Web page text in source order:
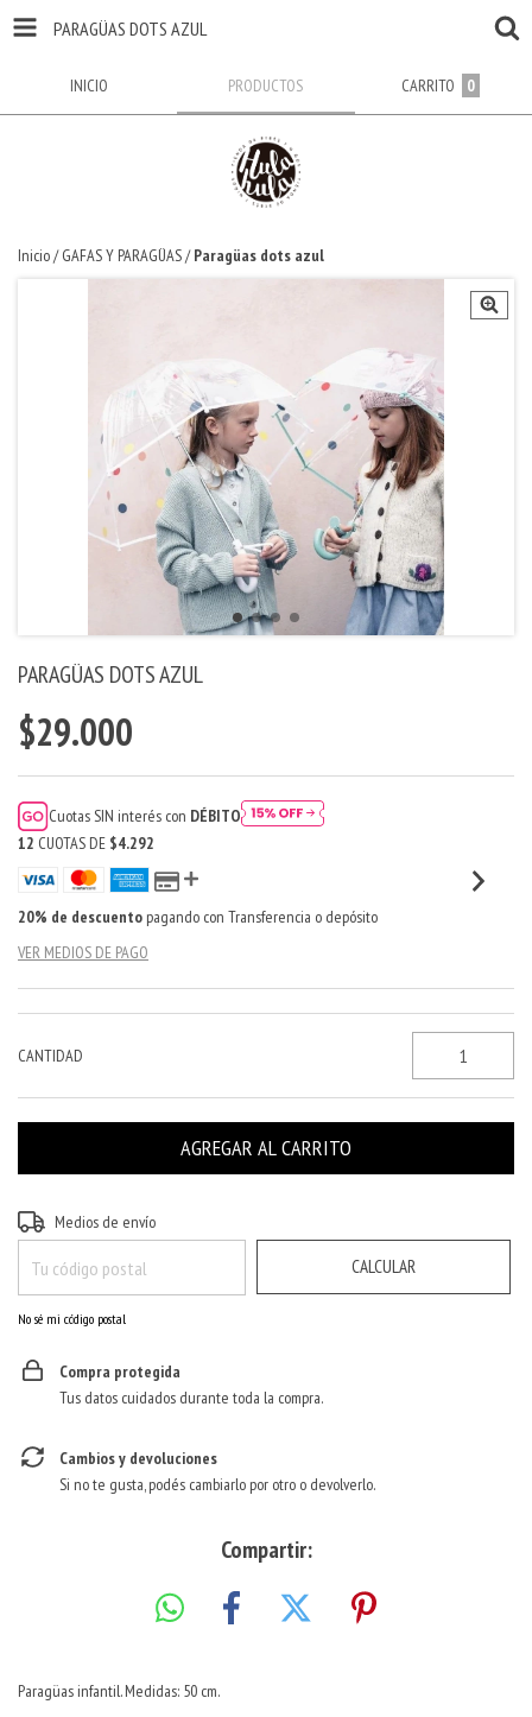
PARAGÜAS DOTS AZUL
INICIO PRODUCTOS CARRITO 0
Inicio/ GAFAS Y PARAGÜAS/ Paragüas dots azul
PARAGÜAS DOTS AZUL
$29.000
Cuotas SIN interés con DÉBITO
12 CUOTAS DE $4.292
20% de descuento pagando con Transferencia o depósito
VER MEDIOS DE PAGO
CANTIDAD
Entregas para el CP:
Medios de envío
CALCULAR
No sé mi código postal
Compra protegida
Tus datos cuidados durante toda la compra.
Cambios y devoluciones
Si no te gusta, podés cambiarlo por otro o devolverlo.
Compartir:
Paragüas infantil. Medidas: 50 cm.